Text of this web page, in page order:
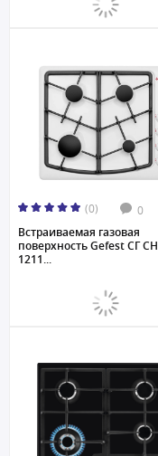
(0) 0
Встраиваемая газовая
поверхность Gefest СГ СН
1211...